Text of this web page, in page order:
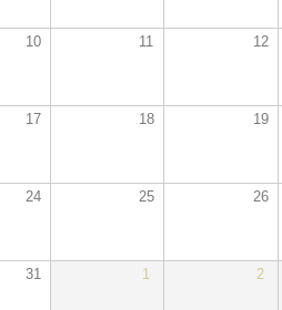
10 11 12
17 18 19
24 25 26
31 1 2